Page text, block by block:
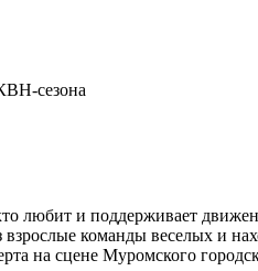
сезона
любит и поддерживает
команды веселых и
на сцене Муромского